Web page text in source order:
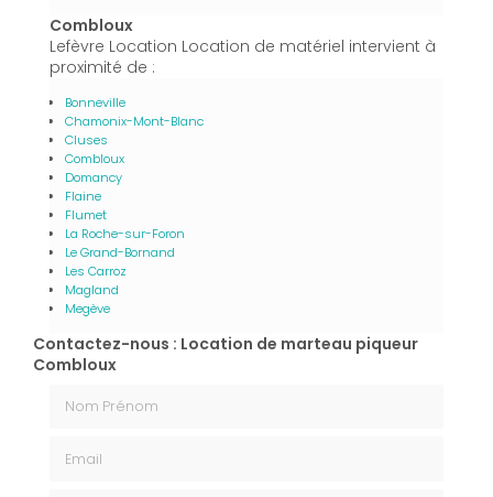
Combloux
Lefèvre Location Location de matériel intervient à
proximité de :
Bonneville
Chamonix-Mont-Blanc
Cluses
Combloux
Domancy
Flaine
Flumet
La Roche-sur-Foron
Le Grand-Bornand
Les Carroz
Magland
Megève
Contactez-nous : Location de marteau piqueur
Combloux